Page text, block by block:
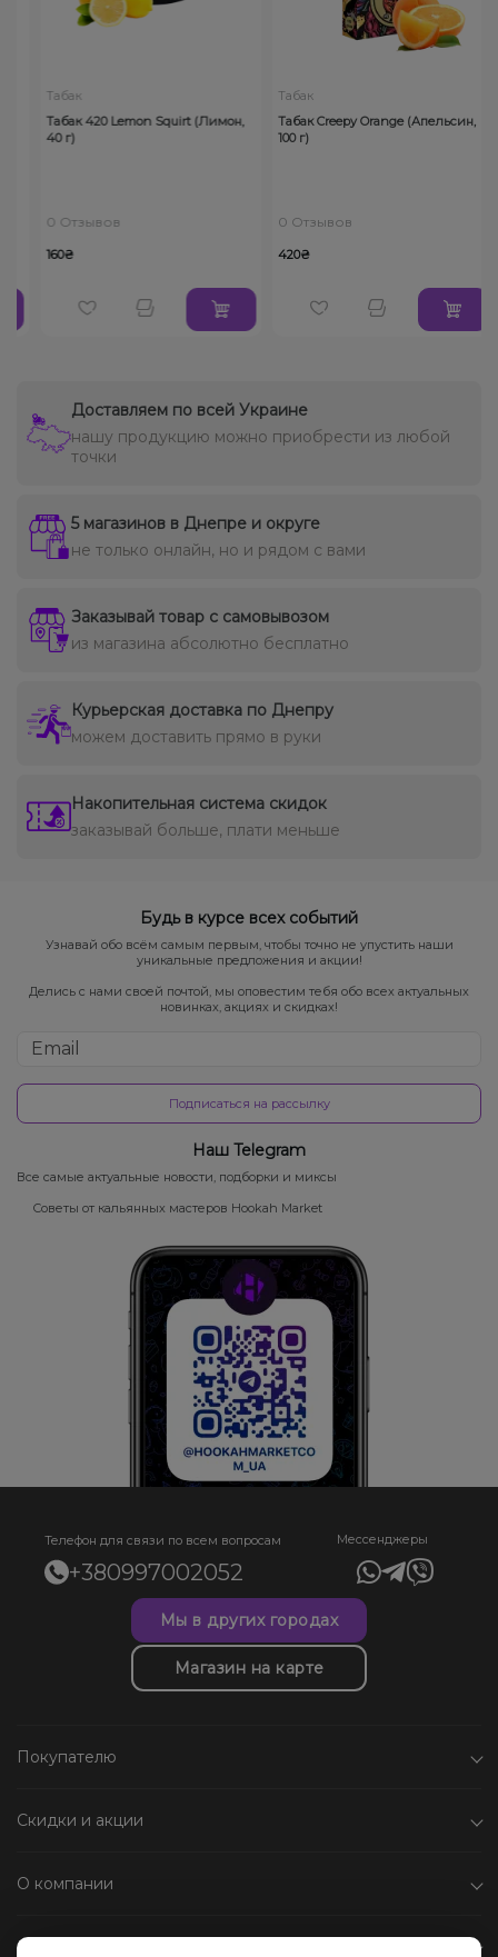
Табак
Табак 420 Lemon Squirt (Лимон,
40 г)
0 Отзывов
160₴
Табак
Табак Creepy Orange (Апельсин,
100 г)
0 Отзывов
420₴
Доставляем по всей Украине
нашу продукцию можно приобрести из любой
точки
5 магазинов в Днепре и округе
не только онлайн, но и рядом с вами
Заказывай товар с самовывозом
из магазина абсолютно бесплатно
Курьерская доставка по Днепру
можем доставить прямо в руки
Накопительная система скидок
заказывай больше, плати меньше
Будь в курсе всех событий
Узнавай обо всём самым первым, чтобы точно не упустить наши
уникальные предложения и акции!
Делись с нами своей почтой, мы оповестим тебя обо всех актуальных
новинках, акциях и скидках!
Подписаться на рассылку
Наш Telegram
Все самые актуальные новости, подборки и миксы
Советы от кальянных мастеров Hookah Market
Телефон для связи по всем вопросам
+380997002052
Мессенджеры
Мы в других городах
Магазин на карте
Покупателю
Скидки и акции
О компании
Каталог